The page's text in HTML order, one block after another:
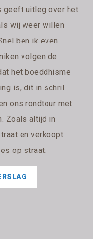
geeft uitleg over het
wij weer willen
ben ik even
volgen de
het boeddhisme
is, dit in schril
ons rondtour met
Zoals altijd in
en verkoopt
op straat.